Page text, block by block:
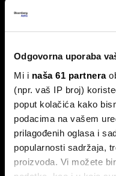
Odgovorna uporaba
Mi i naša 61 partnera
(npr. vaš IP broj)
poput kolačića kako
podacima na vašem
prilagođenih oglasa i
popularnosti sadržaja,
proizvoda. Vi možete
Hrvatska
svemirskih
Svemirske tehnologije
razvoja industrije do